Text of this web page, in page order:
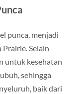
punca, menjadi
Selain
untuk kesehatan
sehingga
baik dari